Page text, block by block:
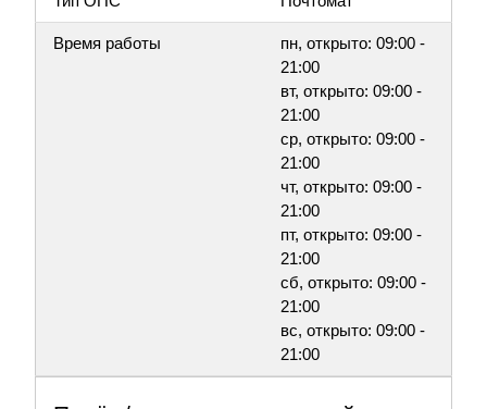
Время работы
пн, открыто: 09:00 -
21:00
вт, открыто: 09:00 -
21:00
ср, открыто: 09:00 -
21:00
чт, открыто: 09:00 -
21:00
пт, открыто: 09:00 -
21:00
сб, открыто: 09:00 -
21:00
вс, открыто: 09:00 -
21:00